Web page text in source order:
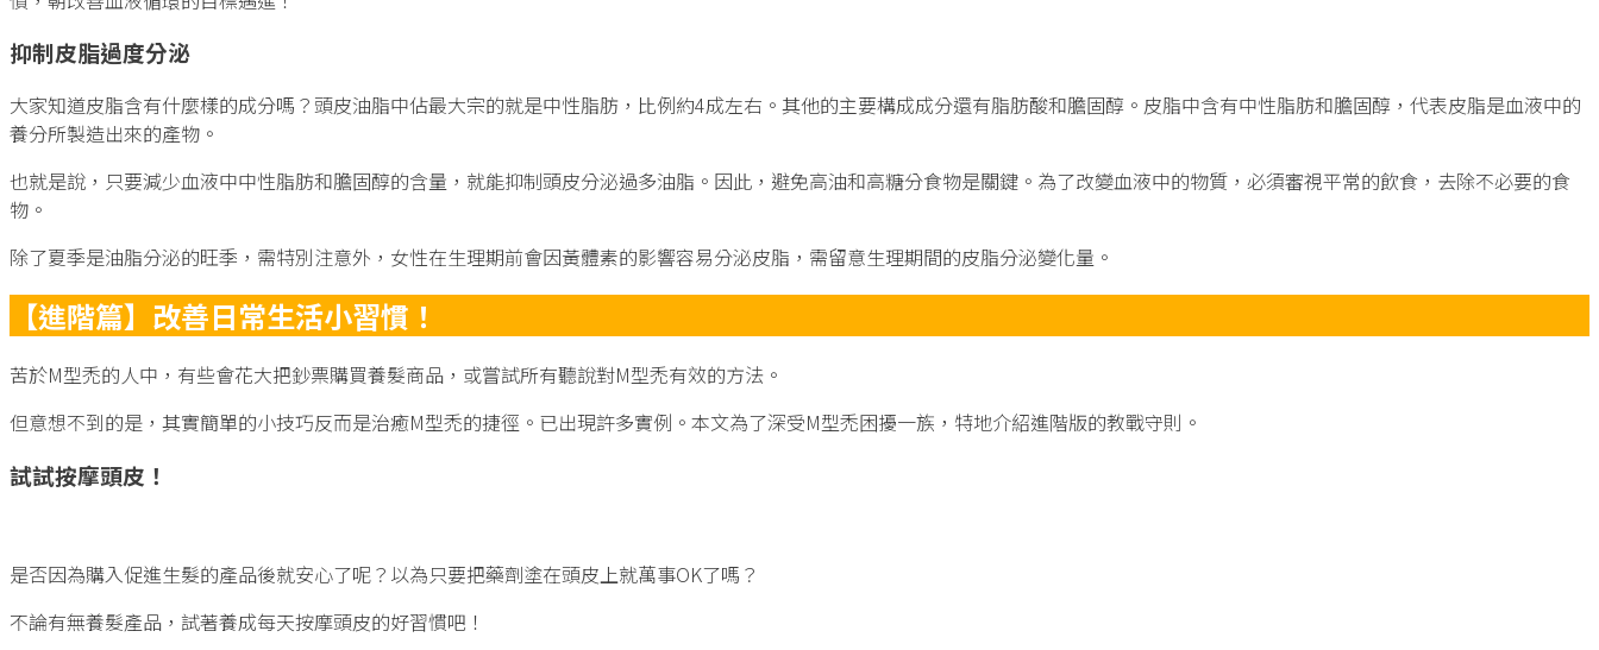
抑制皮脂過度分泌
大家知道皮脂含有什麼樣的成分嗎？頭皮油脂中佔最大宗的就是中性脂肪，比例約4成左右。其他的主要構成成分還有脂肪酸和膽固醇。皮脂中含有中性脂肪和膽固醇，代表皮脂是血液中的
養分所製造出來的產物。
也就是說，只要減少血液中中性脂肪和膽固醇的含量，就能抑制頭皮分泌過多油脂。因此，避免高油和高糖分食物是關鍵。為了改變血液中的物質，必須審視平常的飲食，去除不必要的食
物。
除了夏季是油脂分泌的旺季，需特別注意外，女性在生理期前會因黃體素的影響容易分泌皮脂，需留意生理期間的皮脂分泌變化量。
【進階篇】改善日常生活小習慣！
苦於M型禿的人中，有些會花大把鈔票購買養髮商品，或嘗試所有聽說對M型禿有效的方法。
但意想不到的是，其實簡單的小技巧反而是治癒M型禿的捷徑。已出現許多實例。本文為了深受M型禿困擾一族，特地介紹進階版的教戰守則。
試試按摩頭皮！
是否因為購入促進生髮的產品後就安心了呢？以為只要把藥劑塗在頭皮上就萬事OK了嗎？
不論有無養髮產品，試著養成每天按摩頭皮的好習慣吧！